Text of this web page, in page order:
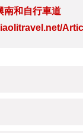
南和自行車道